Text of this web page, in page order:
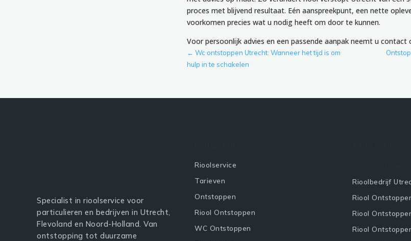
proces met blijvend resultaat. Eén aanspreekpunt, een nette
voorkomen precies wat u nodig heeft om door te kunnen.
Voor persoonlijk advies en een passende aanpak neemt u contact
←Wc ontstoppen Utrecht: Wanneer het tijd is om
hulp in te schakelen
Specialist in rioolservice voor
particulieren en bedrijven in Utrecht,
Flevoland en Noord-Holland. Van
ontstopping tot duurzame
Rioolservice
Tarieven
Ontstoppen
Riool Ontstoppen
WC Ontstoppen
Rioolbedrijf
Riool
Riool
Riool